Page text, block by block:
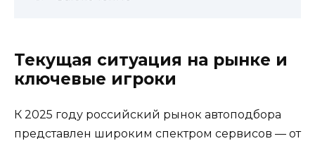
Текущая ситуация на рынке и
ключевые игроки
К 2025 году российский рынок автоподбора
представлен широким спектром сервисов — от